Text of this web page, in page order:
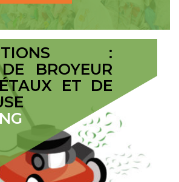
:
BROYEUR
ET DE